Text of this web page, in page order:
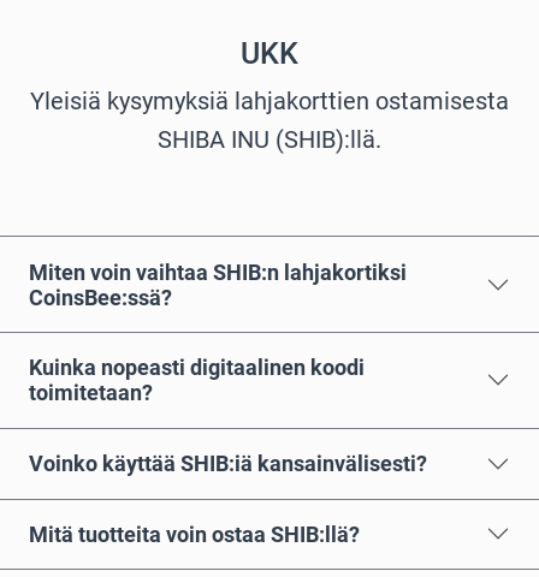
UKK
Yleisiä kysymyksiä lahjakorttien ostamisesta
SHIBA INU (SHIB):llä.
Miten voin vaihtaa SHIB:n lahjakortiksi
CoinsBee:ssä?
Kuinka nopeasti digitaalinen koodi
toimitetaan?
Voinko käyttää SHIB:iä kansainvälisesti?
Mitä tuotteita voin ostaa SHIB:llä?